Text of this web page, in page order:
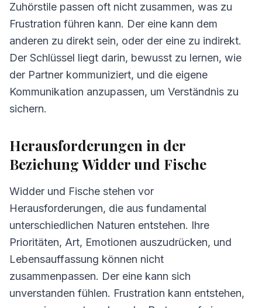
Zuhörstile passen oft nicht zusammen, was zu
Frustration führen kann. Der eine kann dem
anderen zu direkt sein, oder der eine zu indirekt.
Der Schlüssel liegt darin, bewusst zu lernen, wie
der Partner kommuniziert, und die eigene
Kommunikation anzupassen, um Verständnis zu
sichern.
Herausforderungen in der
Beziehung Widder und Fische
Widder und Fische stehen vor
Herausforderungen, die aus fundamental
unterschiedlichen Naturen entstehen. Ihre
Prioritäten, Art, Emotionen auszudrücken, und
Lebensauffassung können nicht
zusammenpassen. Der eine kann sich
unverstanden fühlen. Frustration kann entstehen,